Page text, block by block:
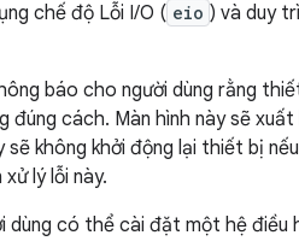
chế độ Lỗi I/O ( eio ) và duy
báo cho người dùng rằng
cách. Màn hình này sẽ xuất
không khởi động lại thiết bị
lý lỗi này.
có thể cài đặt một hệ điều